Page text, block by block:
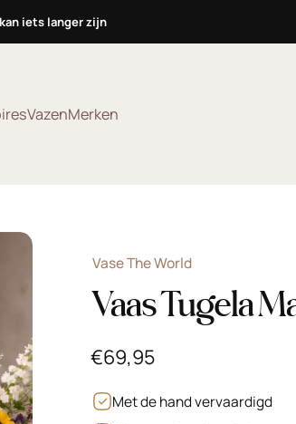
iets langer zijn
VazenMerken
Vase The World
Vaas Tugela
€69,95
Met de hand vervaardigd